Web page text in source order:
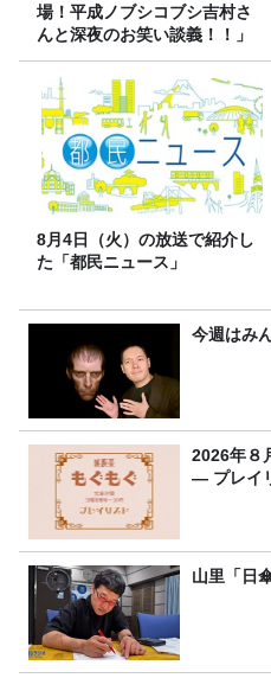
場！平成ノブシコブシ吉村さ
んと深夜のお笑い談義！！」
8月4日（火）の放送で紹介し
た「都民ニュース」
今週はみ
2026年８
― プレイ
山里「日